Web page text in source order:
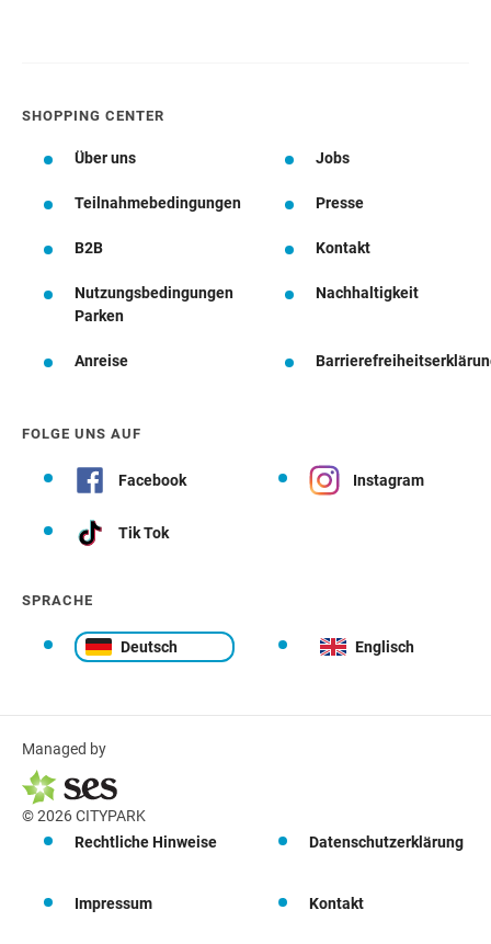
SHOPPING CENTER
Über uns Jobs
Teilnahmebedingungen Presse
B2B Kontakt
Nutzungsbedingungen
Parken
Nachhaltigkeit
Anreise
FOLGE UNS AUF
Facebook Instagram
Tik Tok
SPRACHE
Deutsch Englisch
Managed by
© 2026 CITYPARK
Rechtliche Hinweise
Datenschutzerklärung
Impressum Kontakt